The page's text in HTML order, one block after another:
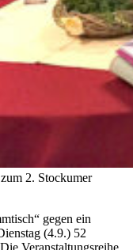
2. Stockumer
gegen ein
(4.9.) 52
Veranstaltungsreihe